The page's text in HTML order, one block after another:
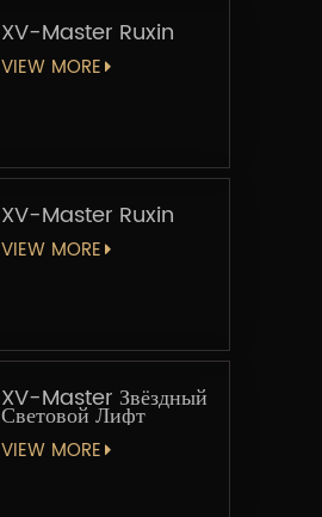
XV-Master Ruxin
VIEW MORE
XV-Master Ruxin
VIEW MORE
XV-Master Звёздный
Световой Лифт
VIEW MORE